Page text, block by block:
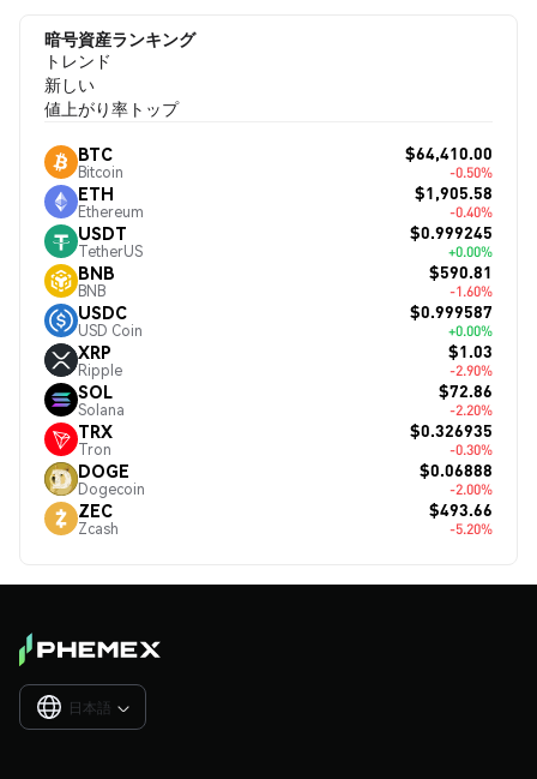
暗号資産ランキング
トレンド
新しい
値上がり率トップ
BTC
Bitcoin
$64,410.00
-0.50%
ETH
Ethereum
$1,905.58
-0.40%
USDT
TetherUS
$0.999245
+0.00%
BNB
BNB
$590.81
-1.60%
USDC
USD Coin
$0.999587
+0.00%
XRP
Ripple
$1.03
-2.90%
SOL
Solana
$72.86
-2.20%
TRX
Tron
$0.326935
-0.30%
DOGE
Dogecoin
$0.06888
-2.00%
ZEC
Zcash
$493.66
-5.20%
日本語 